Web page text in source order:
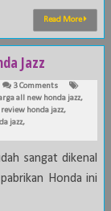
Read More
Jazz
3 Comments
all new honda jazz,
review honda jazz,
jazz,
sangat dikenal
Honda ini